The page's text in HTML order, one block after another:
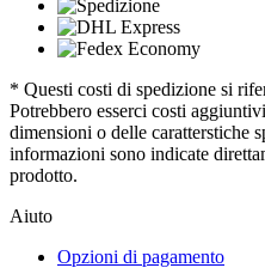
* Questi costi di spedizione si
Potrebbero esserci costi
dimensioni o delle caratterstiche
informazioni sono indicate
prodotto.
Aiuto
Opzioni di pagamento